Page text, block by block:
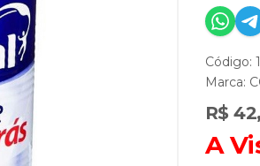
Código:
Marca:
R$
A